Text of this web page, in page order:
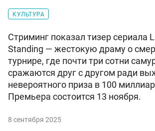
КУЛЬТУРА
Стриминг показал тизер сериала
Standing — жестокую драму о
турнире, где почти три сотни
сражаются друг с другом ради
невероятного приза в 100
Премьера состоится 13 ноября.
8 сентября 2025